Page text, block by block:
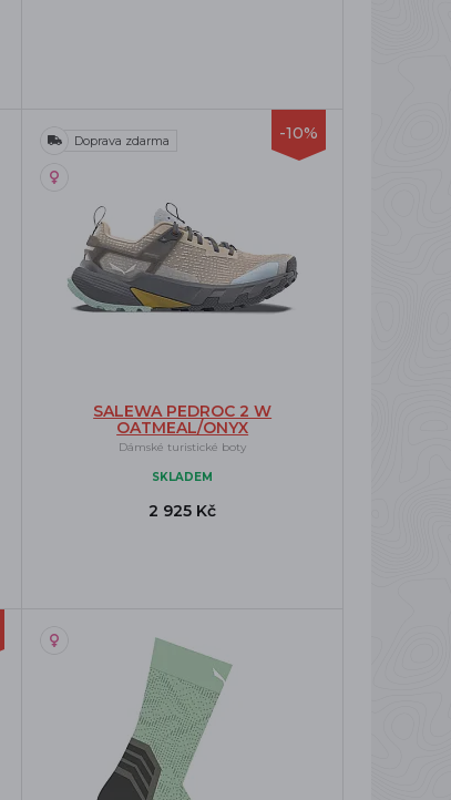
-10%
Doprava zdarma
SALEWA PEDROC 2 W
OATMEAL/ONYX
Dámské turistické boty
SKLADEM
2 925 Kč